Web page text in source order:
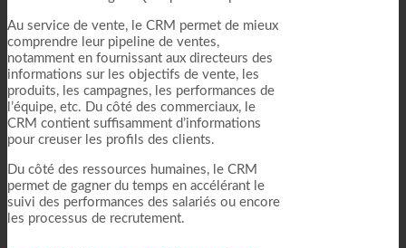
Au service de vente, le CRM permet de mieux
comprendre leur pipeline de ventes,
notamment en fournissant aux directeurs des
informations sur les objectifs de vente, les
produits, les campagnes, les performances de
l’équipe, etc. Du côté des commerciaux, le
CRM contient suffisamment d’informations
pour creuser les profils des clients.
Du côté des ressources humaines, le CRM
permet de gagner du temps en accélérant le
suivi des performances des salariés ou encore
les processus de recrutement.